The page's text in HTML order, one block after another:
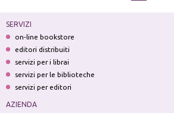
SERVIZI
on-line bookstore
editori distribuiti
servizi per i librai
servizi per le biblioteche
servizi per editori
AZIENDA